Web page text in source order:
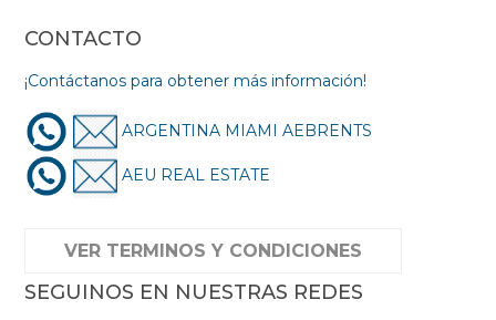
CONTACTO
¡Contáctanos para obtener más información!
ARGENTINA MIAMI AEBRENTS
AEU REAL ESTATE
VER TERMINOS Y CONDICIONES
SEGUINOS EN NUESTRAS REDES